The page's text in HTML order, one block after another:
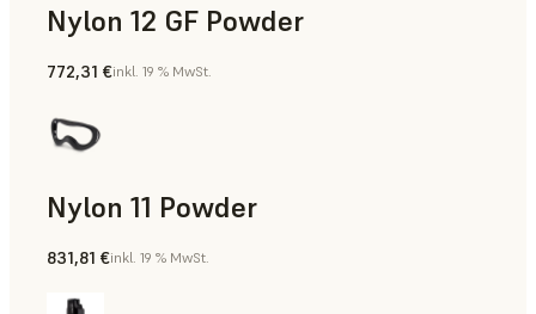
Nylon 12 GF Powder
Fertigungshilfsmittel, Rapid Tooling, Teile für die
772,31 €inkl. 19 % MwSt.
Nylon 11 Powder
Fertigungshilfsmittel, Rapid Tooling, Teile für die
831,81 €inkl. 19 % MwSt.